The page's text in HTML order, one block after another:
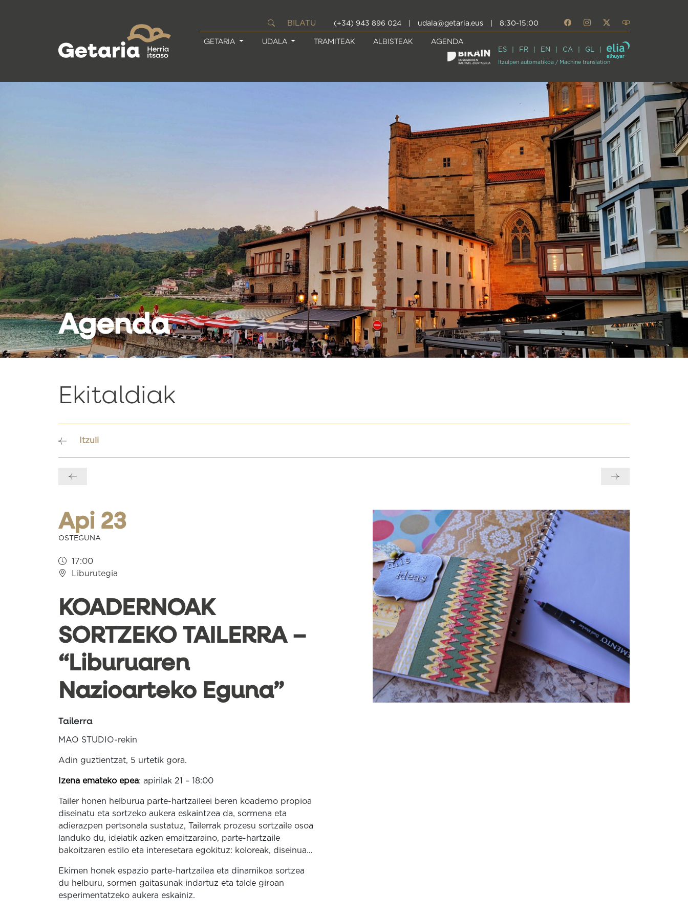
BILATU (+34) 943 896 024 udala@getaria.eus 8:30-15:00
GETARIA UDALA TRAMITEAK ALBISTEAK AGENDA
ES FR EN CA GL
Itzulpen automatikoa / Machine translation
Agenda
Ekitaldiak
Itzuli
Api 23
OSTEGUNA
17:00
Liburutegia
KOADERNOAK
SORTZEKO TAILERRA –
“Liburuaren
Nazioarteko Eguna”
Tailerra
MAO STUDIO-rekin
Adin guztientzat, 5 urtetik gora.
Izena emateko epea: apirilak 21 – 18:00
Tailer honen helburua parte-hartzaileei beren koaderno propioa
diseinatu eta sortzeko aukera eskaintzea da, sormena eta
adierazpen pertsonala sustatuz, Tailerrak prozesu sortzaile osoa
landuko du, ideiatik azken emaitzaraino, parte-hartzaile
bakoitzaren estilo eta interesetara egokituz: koloreak, diseinua…
Ekimen honek espazio parte-hartzailea eta dinamikoa sortzea
du helburu, sormen gaitasunak indartuz eta talde giroan
esperimentatzeko aukera eskainiz.